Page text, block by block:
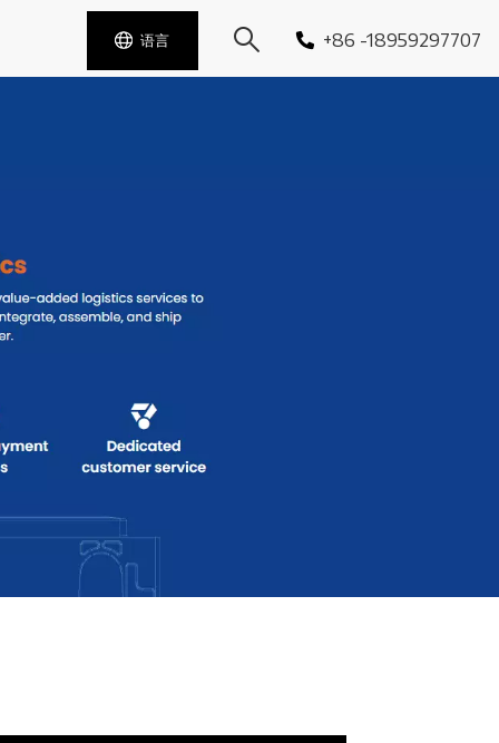
+86 -18959297707
语言